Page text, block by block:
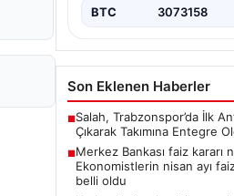
BTC 3073158
Son Eklenen Haberler
■Salah, Trabzonspor’da İlk
Çıkarak Takımına Entegre
■Merkez Bankası faiz kararı
Ekonomistlerin nisan ayı
belli oldu